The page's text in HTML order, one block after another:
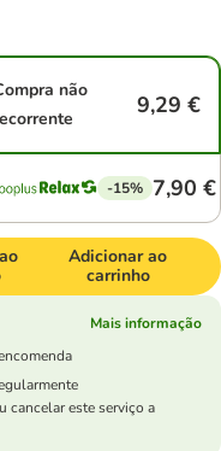
não
9,29 €
-15% 7,90 €
Adicionar ao
carrinho
Mais informação
cancelar este serviço a